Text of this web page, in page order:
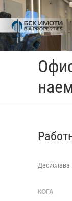
Skip
to
content
Десислава
КОГА